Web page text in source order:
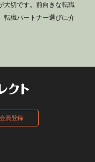
大切です。前向きな転職
転職パートナー選びに介
会員登録